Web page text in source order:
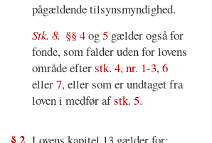
pågældende tilsynsmyndighed.
Stk. 8. §§ 4og5 gælder også for
fonde, som falder uden for lovens
område efterstk. 4, nr. 1-3, 6
eller7, eller som er undtaget fra
loven i medfør afstk. 5.